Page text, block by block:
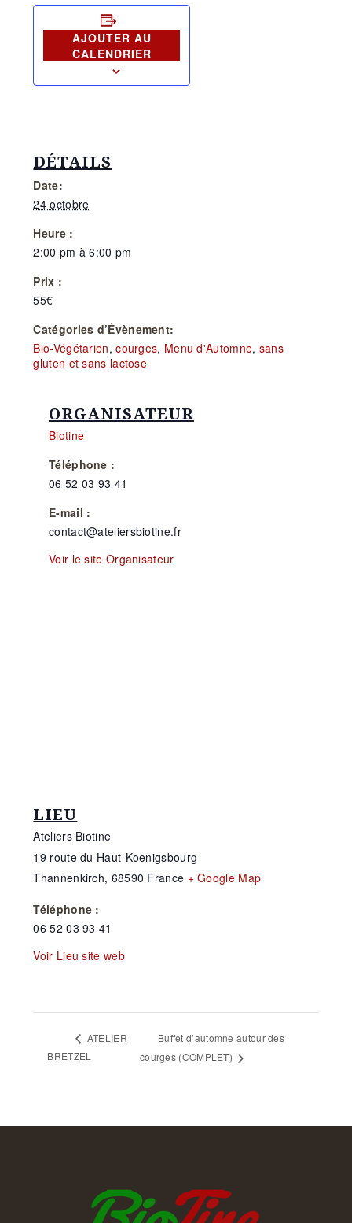
AJOUTER AU
CALENDRIER
DÉTAILS
Date:
24 octobre
Heure :
2:00 pm à 6:00 pm
Prix :
55€
Catégories d’Évènement:
Bio-Végétarien,courges, Menu d'Automne, sans
gluten et sans lactose
ORGANISATEUR
Biotine
Téléphone :
06 52 03 93 41
E-mail :
contact@ateliersbiotine.fr
Voir le site Organisateur
LIEU
Ateliers Biotine
19 route du Haut-Koenigsbourg
Thannenkirch, 68590 France + Google Map
Téléphone :
06 52 03 93 41
Voir Lieu site web
ATELIER
BRETZEL
Buffet d’automne autour des
courges (COMPLET)